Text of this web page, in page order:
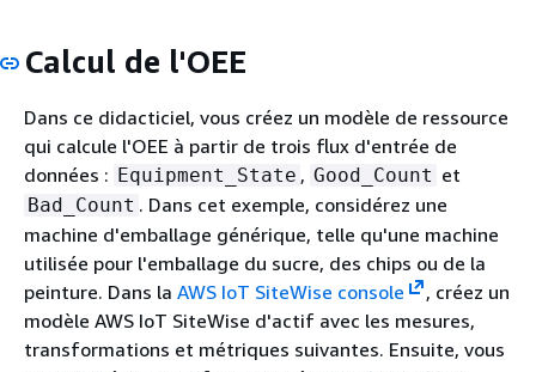
Calcul de l'OEE
Dans ce didacticiel, vous créez un modèle de ressource
qui calcule l'OEE à partir de trois flux d'entrée de
données : Equipment_State , Good_Count et
Bad_Count . Dans cet exemple, considérez une
machine d'emballage générique, telle qu'une machine
utilisée pour l'emballage du sucre, des chips ou de la
peinture. Dans la AWS IoT SiteWise console
, créez un
modèle AWS IoT SiteWise d'actif avec les mesures,
transformations et métriques suivantes. Ensuite, vous